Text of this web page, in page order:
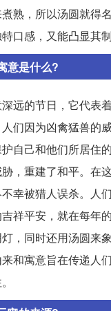
熟，所以汤圆就得
口感，又能凸显其
意是什么?
远的节日，它代表
们因为凶禽猛兽的
自己和他们所居住
，重建了和平。在
幸被猎人误杀。人
祥平安，就在每年
，同时还用汤圆来
和寓意旨在传递人